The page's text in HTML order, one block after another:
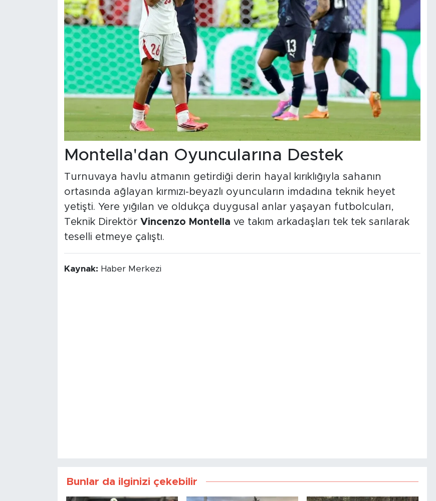
Montella'dan Oyuncularına Destek
Turnuvaya havlu atmanın getirdiği derin hayal kırıklığıyla sahanın
ortasında ağlayan kırmızı-beyazlı oyuncuların imdadına teknik heyet
yetişti. Yere yığılan ve oldukça duygusal anlar yaşayan futbolcuları,
Teknik Direktör Vincenzo Montella ve takım arkadaşları tek tek sarılarak
teselli etmeye çalıştı.
Kaynak: Haber Merkezi
Bunlar da ilginizi çekebilir